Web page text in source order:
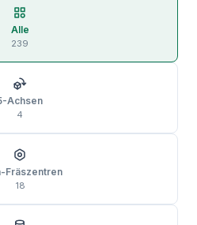
Alle
239
Achsen
4
Fräs­zentren
18